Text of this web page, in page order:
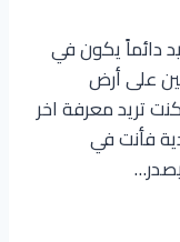
دائماً يكون في
على أرض
تريد معرفة اخر
فأنت في